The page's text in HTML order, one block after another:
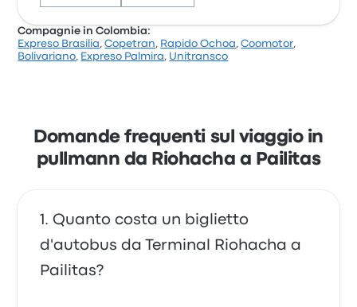
Sulla base di 1068 recensioni, la compagnia è stata
viaggio partono da 35 €
Compagnie in Colombia:
Expreso Brasilia,Copetran, Rapido Ochoa,Coomotor,
Bolivariano, Expreso Palmira, Unitransco
Domande frequenti sul viaggio in
pullmann da Riohacha a Pailitas
Quanto costa un biglietto
d'autobus da Terminal Riohacha a
Pailitas?